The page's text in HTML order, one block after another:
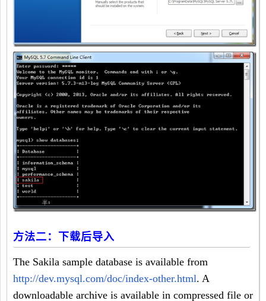
方法二：下载后导入
The Sakila sample database is available from
http://dev.mysql.com/doc/index-other.html. A
downloadable archive is available in compressed file or